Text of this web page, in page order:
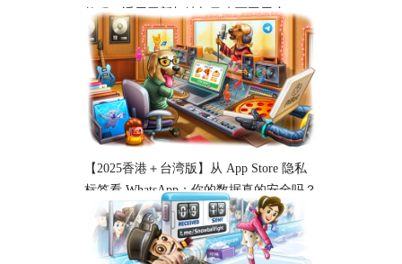
教程（适用于新加坡与马来西亚用户）
【2025香港＋台湾版】从 App Store 隐私
标签看 WhatsApp：你的数据真的安全吗？